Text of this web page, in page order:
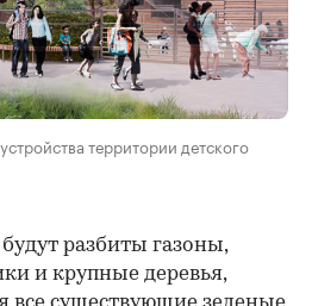
территории детского
разбиты газоны,
и крупные деревья,